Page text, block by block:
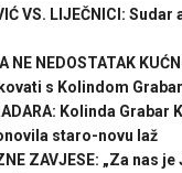
VS. LIJEČNICI:
NE NEDOSTATAK
s Kolindom
Kolinda Grabar
staro-novu laž
ZAVJESE: „Za nas